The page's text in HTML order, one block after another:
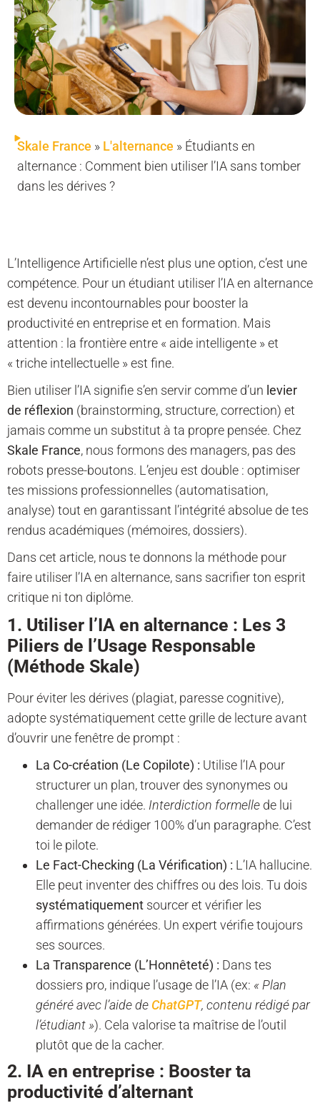
Skale France » L'alternance » Étudiants en
alternance : Comment bien utiliser l’IA sans tomber
dans les dérives ?
L’Intelligence Artificielle n’est plus une option, c’est une
compétence. Pour un étudiant utiliser l’IA en alternance
est devenu incontournables pour booster la
productivité en entreprise et en formation. Mais
attention : la frontière entre « aide intelligente » et
« triche intellectuelle » est fine.
Bien utiliser l’IA signifie s’en servir comme d’un levier
de réflexion (brainstorming, structure, correction) et
jamais comme un substitut à ta propre pensée. Chez
Skale France, nous formons des managers, pas des
robots presse-boutons. L’enjeu est double : optimiser
tes missions professionnelles (automatisation,
analyse) tout en garantissant l’intégrité absolue de tes
rendus académiques (mémoires, dossiers).
Dans cet article, nous te donnons la méthode pour
faire utiliser l’IA en alternance, sans sacrifier ton esprit
critique ni ton diplôme.
1. Utiliser l’IA en alternance : Les 3
Piliers de l’Usage Responsable
(Méthode Skale)
Pour éviter les dérives (plagiat, paresse cognitive),
adopte systématiquement cette grille de lecture avant
d’ouvrir une fenêtre de prompt :
La Co-création (Le Copilote) : Utilise l’IA pour
structurer un plan, trouver des synonymes ou
challenger une idée. Interdiction formelle de lui
demander de rédiger 100% d’un paragraphe. C’est
toi le pilote.
Le Fact-Checking (La Vérification) : L’IA hallucine.
Elle peut inventer des chiffres ou des lois. Tu dois
systématiquement sourcer et vérifier les
affirmations générées. Un expert vérifie toujours
ses sources.
La Transparence (L’Honnêteté) : Dans tes
dossiers pro, indique l’usage de l’IA (ex: « Plan
généré avec l’aide de ChatGPT, contenu rédigé par
l’étudiant »). Cela valorise ta maîtrise de l’outil
plutôt que de la cacher.
2. IA en entreprise : Booster ta
productivité d’alternant